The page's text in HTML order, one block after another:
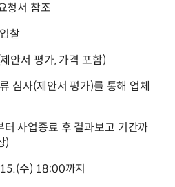
청서 참조
찰
안서 평가, 가격 포함)
심사(제안서 평가)를 통해 업체
터 사업종료 후 결과보고 기간까
)
수) 18:00까지